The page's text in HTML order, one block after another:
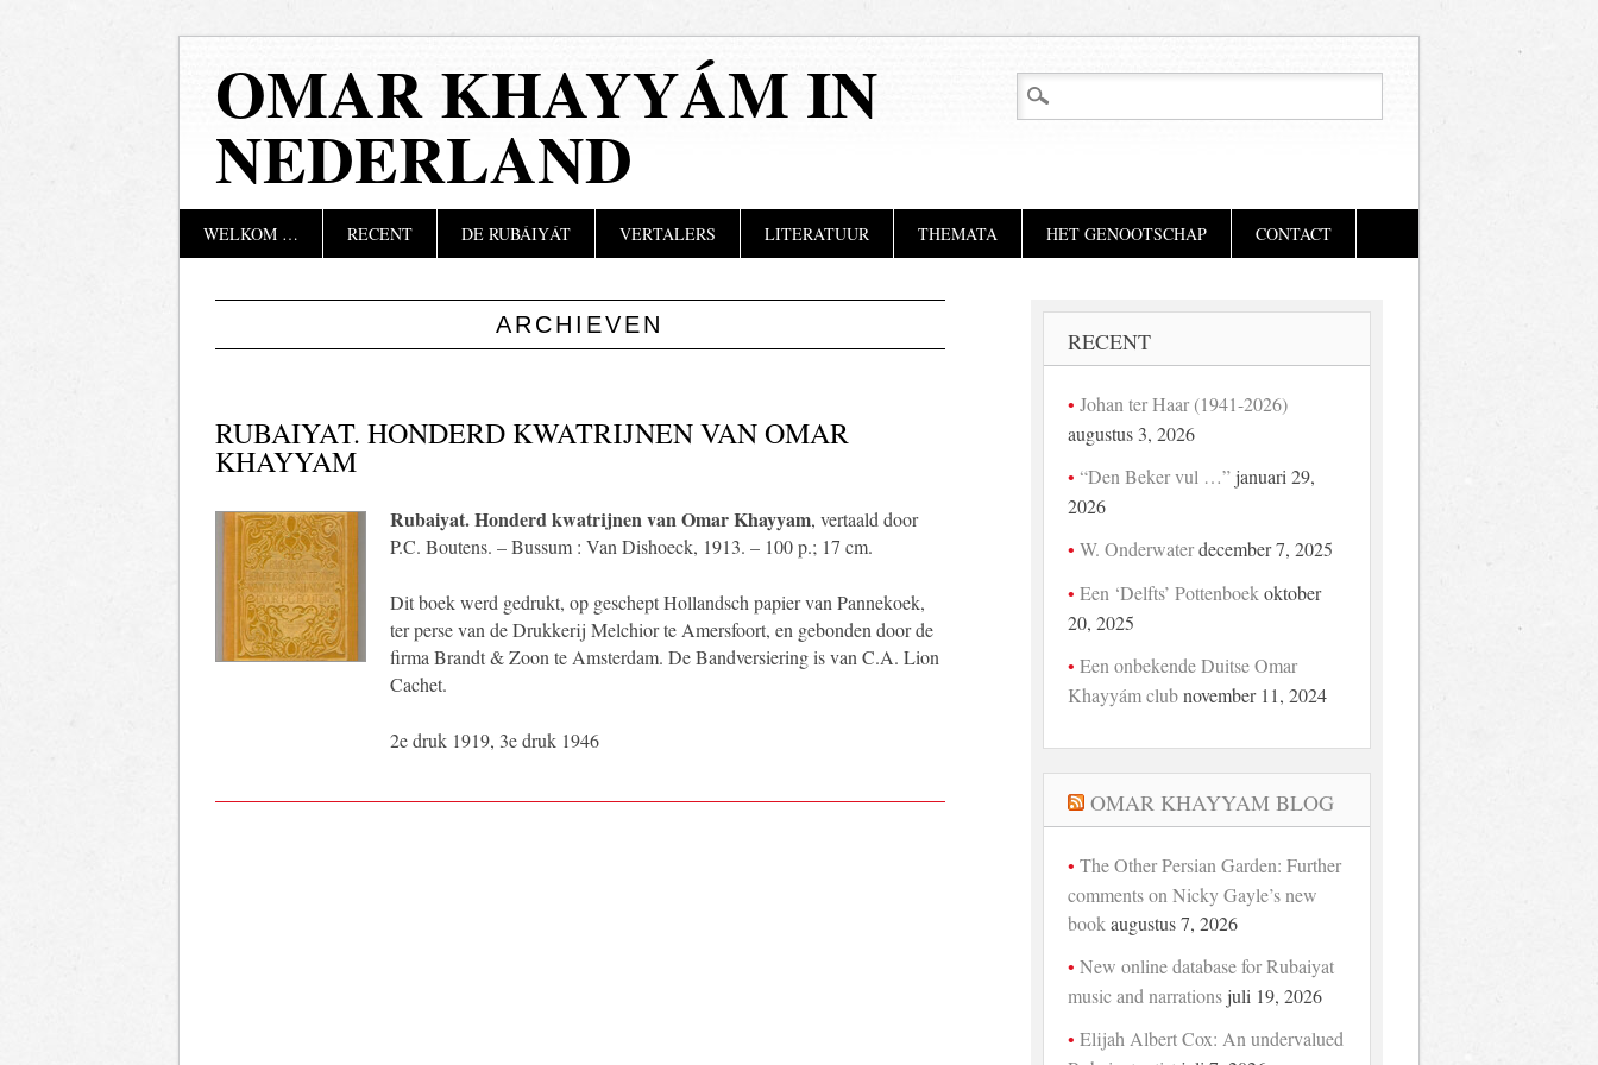
OMAR KHAYYÁM IN
NEDERLAND
Hoofdmenu
springen
WELKOM … RECENT DE RUBÁIYÁT VERTALERS LITERATUUR THEMATA HET GENOOTSCHAP CONTACT
ARCHIEVEN
RUBAIYAT. HONDERD KWATRIJNEN VAN OMAR
KHAYYAM
Rubaiyat. Honderd kwatrijnen van Omar Khayyam, vertaald door
P.C. Boutens. – Bussum : Van Dishoeck, 1913. – 100 p.; 17 cm.
Dit boek werd gedrukt, op geschept Hollandsch papier van Pannekoek,
ter perse van de Drukkerij Melchior te Amersfoort, en gebonden door de
firma Brandt & Zoon te Amsterdam. De Bandversiering is van C.A. Lion
Cachet.
2e druk 1919, 3e druk 1946
RECENT
Johan ter Haar (1941-2026)
augustus 3, 2026
“Den Beker vul …” januari 29,
2026
W. Onderwater december 7, 2025
Een ‘Delfts’ Pottenboek oktober
20, 2025
Een onbekende Duitse Omar
Khayyám club november 11, 2024
OMAR KHAYYAM BLOG
The Other Persian Garden: Further
comments on Nicky Gayle’s new
book augustus 7, 2026
New online database for Rubaiyat
music and narrations juli 19, 2026
Elijah Albert Cox: An undervalued